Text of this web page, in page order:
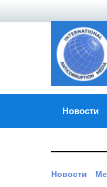
Новости
Новости